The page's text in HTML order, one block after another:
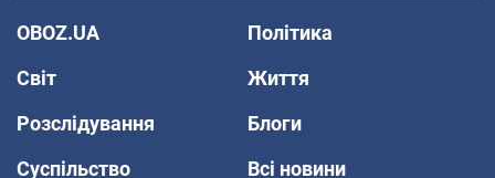
OBOZ.UA
Політика
Світ
Життя
Розслідування
Блоги
Суспільство
Всі новини